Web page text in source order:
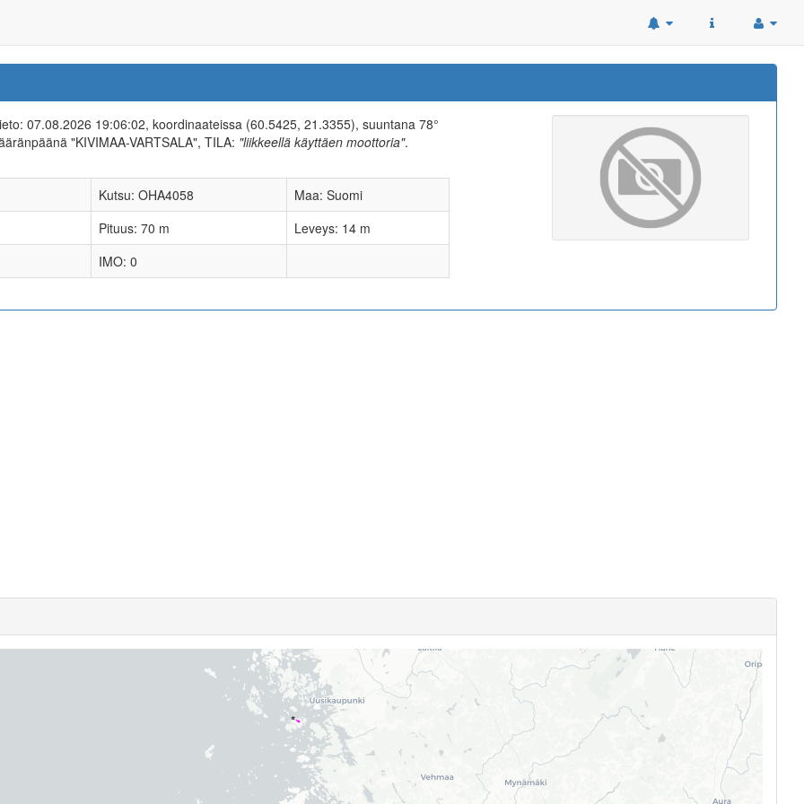
07.08.2026 19:06:02, koordinaateissa (60.5425, 21.3355), suuntana 78°
"KIVIMAA-VARTSALA", TILA: "liikkeellä käyttäen moottoria".
Kutsu: OHA4058
Maa: Suomi
Pituus: 70 m
Leveys: 14 m
IMO: 0